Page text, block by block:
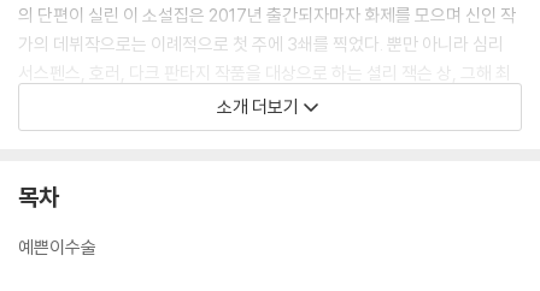
의 단편이 실린 이 소설집은 2017년 출간되자마자 화제를 모으며 신인 작
가의 데뷔작으로는 이례적으로 첫 주에 3쇄를 찍었다. 뿐만 아니라 심리
서스펜스, 호러, 다크 판타지 작품을 대상으로 하는 셜리 잭슨 상, 그해 최
고의 데뷔작에 주어지는 전미도서비평가협회상 존 레너드 상 등 여러 문학
상을 받았고, 전미도서상과 딜런 토머스 상 최종 후보에 올랐으며, 한강의
만들어가는 여성 작가의 주목할 만한 책 15권’ 중 하나로 뽑히기도 했다.
은 영미권 소설집에 흔히 쓰이는 제목인 ‘○○ and Other Stories’의 변
소개 더보기
목차
예쁜이수술